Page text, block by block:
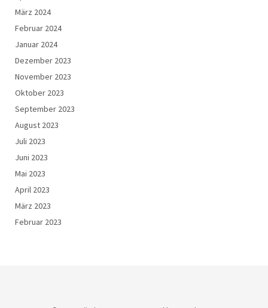
März 2024
Februar 2024
Januar 2024
Dezember 2023
November 2023
Oktober 2023
September 2023
August 2023
Juli 2023
Juni 2023
Mai 2023
April 2023
März 2023
Februar 2023